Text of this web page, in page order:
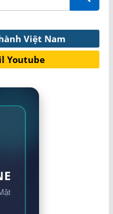
Việt Nam
Youtube